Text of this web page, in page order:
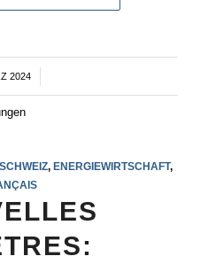
2024
,ENERGIEWIRTSCHAFT,